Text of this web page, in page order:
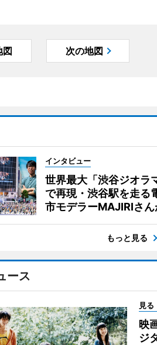
図 次の地図
インタビュー
世界最大「渋谷ジオ
で再現・渋谷駅を走
市モデラーMAJIRIさん
もっと見る
ース
見る
映
ジ